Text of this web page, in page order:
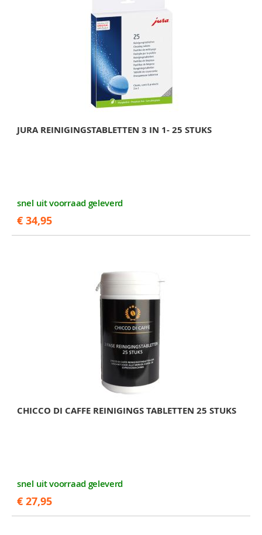
JURA REINIGINGSTABLETTEN 3 IN 1- 25 STUKS
snel uit voorraad geleverd
€ 34,95
CHICCO DI CAFFE REINIGINGS TABLETTEN 25 STUKS
snel uit voorraad geleverd
€ 27,95